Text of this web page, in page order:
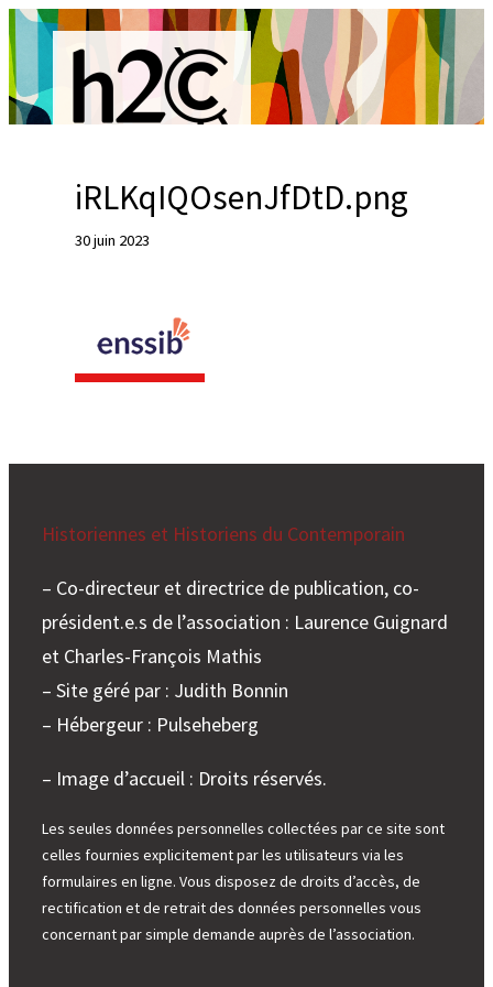
Aller
au
contenu
R
e
e
h
r
iRLKqIQOsenJfDtD.png
30 juin 2023
Historiennes et Historiens du Contemporain
– Co-directeur et directrice de publication, co-
président.e.s de l’association : Laurence Guignard
et Charles-François Mathis
– Site géré par : Judith Bonnin
– Hébergeur : Pulseheberg
– Image d’accueil : Droits réservés.
Les seules données personnelles collectées par ce site sont
celles fournies explicitement par les utilisateurs via les
formulaires en ligne. Vous disposez de droits d’accès, de
rectification et de retrait des données personnelles vous
concernant par simple demande auprès de l’association.